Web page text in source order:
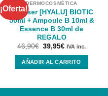
¡Oferta!
DERMOCOSMÉTICA
Neceser [HYALU] BIOTIC
50ml + Ampoule B 10ml &
Essence B 30ml de
REGALO
46,90€ 39,95€ IVA inc.
AÑADIR AL CARRITO